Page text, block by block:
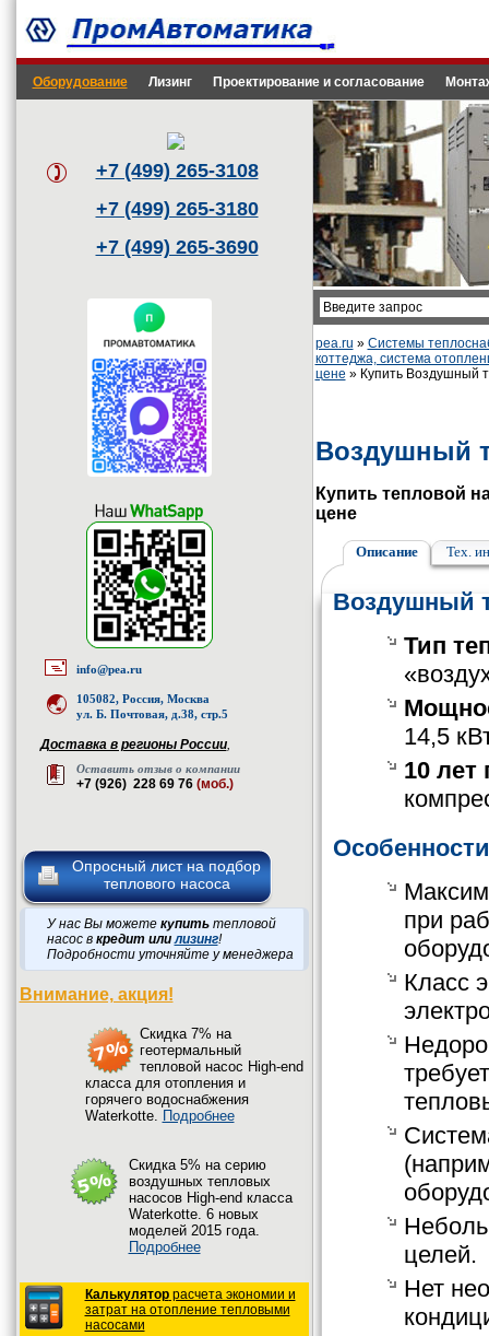
Оборудование Лизинг Проектирование и согласование
+7 (499) 265-3108
+7 (499) 265-3180
+7 (499) 265-3690
info@pea.ru
105082, Россия, Москва
ул. Б. Почтовая, д.38, стр.5
Доставка в регионы России,
Оставить отзыв о компании
+7 (926) 228 69 76 (моб.)
Опросный лист на подбор
теплового насоса
У нас Вы можете купитьтепловой
насос в кредит илилизинг!
Подробности уточняйте у менеджера
Внимание, акция!
Cкидка 7% на
геотермальный
тепловой насос High-end
класса для отопления и
горячего водоснабжения
Waterkotte. Подробнее
Cкидка 5% на серию
воздушных тепловых
насосов High-end класса
Waterkotte. 6 новых
моделей 2015 года.
Подробнее
Калькуляторрасчета экономии и
затрат на отопление тепловыми
насосами
pea.ru » Системы
коттеджа, система
цене » Купить Воздушный
Воздушный
Купить тепловой
цене
Описание Тех.
Воздушный
Тип
14,5
10 лет
при
Класс
целей.
Нет